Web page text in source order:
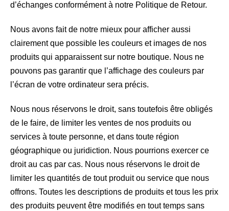
d’échanges conformément à notre Politique de Retour.
Nous avons fait de notre mieux pour afficher aussi
clairement que possible les couleurs et images de nos
produits qui apparaissent sur notre boutique. Nous ne
pouvons pas garantir que l’affichage des couleurs par
l’écran de votre ordinateur sera précis.
Nous nous réservons le droit, sans toutefois être obligés
de le faire, de limiter les ventes de nos produits ou
services à toute personne, et dans toute région
géographique ou juridiction. Nous pourrions exercer ce
droit au cas par cas. Nous nous réservons le droit de
limiter les quantités de tout produit ou service que nous
offrons. Toutes les descriptions de produits et tous les prix
des produits peuvent être modifiés en tout temps sans